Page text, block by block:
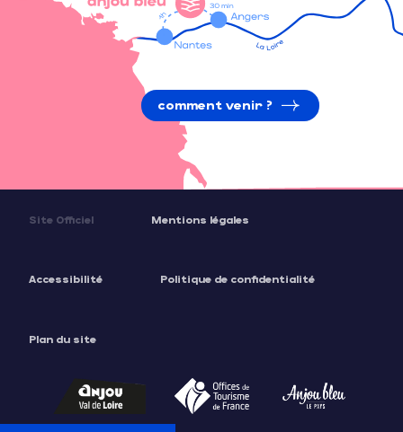
Description
comment venir ?
Site Officiel Mentions légales
Accessibilité Politique de confidentialité
Plan du site